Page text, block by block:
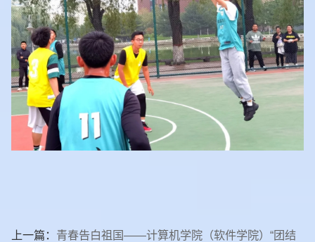
上一篇： 青春告白祖国——计算机学院（软件学院）“团结